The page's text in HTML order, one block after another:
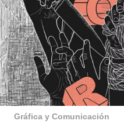
Gráfica y Comunicación